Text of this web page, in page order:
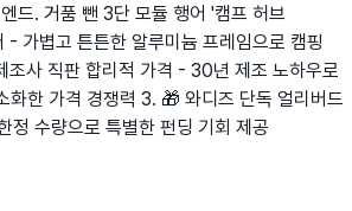
드. 거품 뺀 3단 모듈 행어 '캠프 허브
가볍고 튼튼한 알루미늄 프레임으로 캠핑
사 직판 합리적 가격 - 30년 제조 노하우로
화한 가격 경쟁력 3. 🎁 와디즈 단독 얼리버드
수량으로 특별한 펀딩 기회 제공